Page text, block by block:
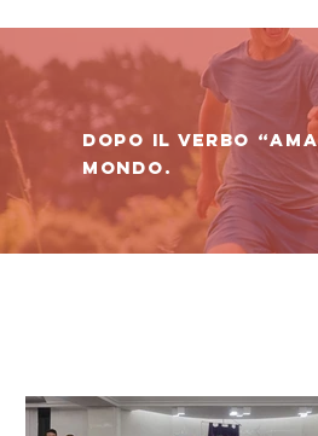
Dopo il verbo
mondo.